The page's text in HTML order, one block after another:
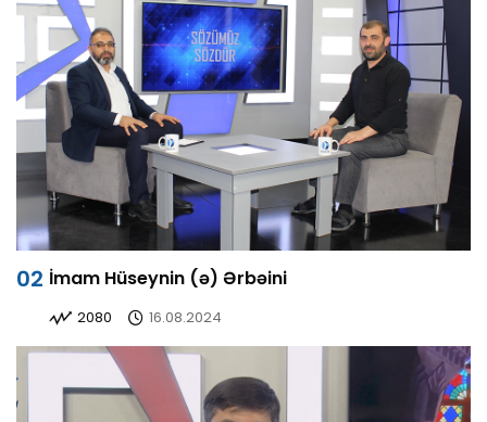
İmam Hüseynin (ə) Ərbəini
2080 16.08.2024